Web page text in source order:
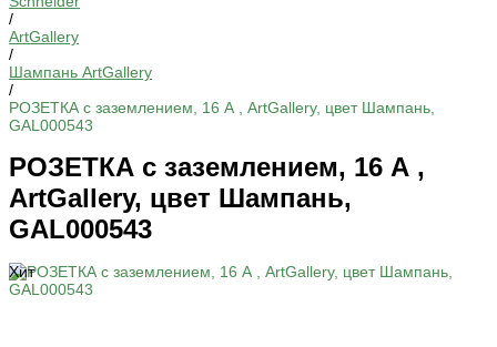
/
ArtGallery
/
Шампань ArtGallery
/
РОЗЕТКА с заземлением, 16 А , ArtGallery, цвет Шампань,
GAL000543
РОЗЕТКА с заземлением, 16 А ,
ArtGallery, цвет Шампань,
GAL000543
Хит